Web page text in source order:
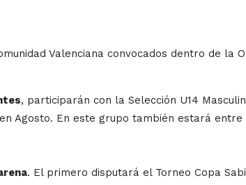
Valenciana convocados dentro de la
, participarán con la Selección U14
Agosto. En este grupo también estará
. El primero disputará el Torneo Copa